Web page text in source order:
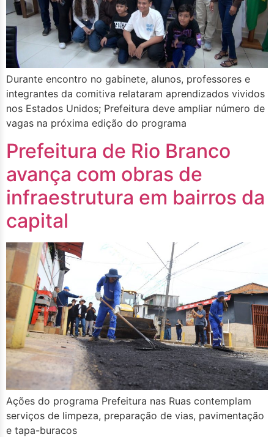
Durante encontro no gabinete, alunos, professores e
integrantes da comitiva relataram aprendizados vividos
nos Estados Unidos; Prefeitura deve ampliar número de
vagas na próxima edição do programa
Prefeitura de Rio Branco
avança com obras de
infraestrutura em bairros da
capital
Ações do programa Prefeitura nas Ruas contemplam
serviços de limpeza, preparação de vias, pavimentação
e tapa-buracos